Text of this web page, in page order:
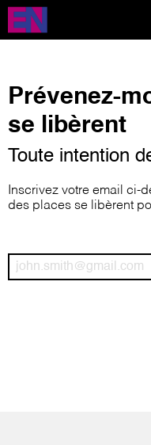
Aller
contenu
Prévenez-
se libèrent
Toute intention
Inscrivez votre email ci-
des places se libèrent